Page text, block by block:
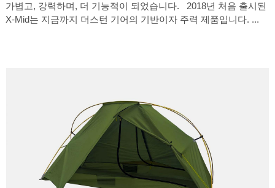
가볍고, 강력하며, 더 기능적이 되었습니다. 2018년 처음 출시된
X-Mid는 지금까지 더스턴 기어의 기반이자 주력 제품입니다. ...